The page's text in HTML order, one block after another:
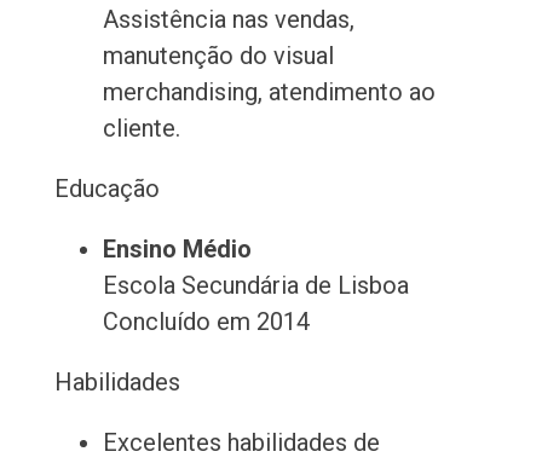
Assistência nas vendas,
manutenção do visual
merchandising, atendimento ao
cliente.
Educação
Ensino Médio
Escola Secundária de Lisboa
Concluído em 2014
Habilidades
Excelentes habilidades de